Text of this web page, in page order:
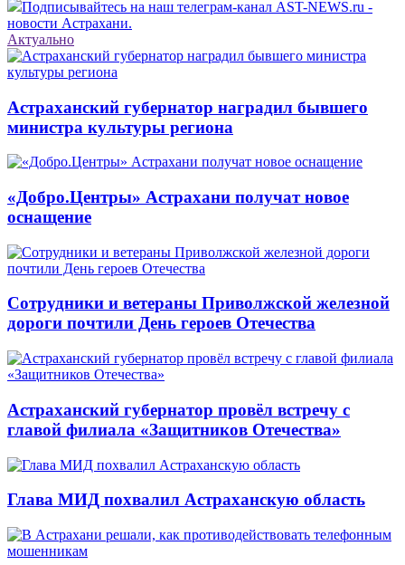
Подписывайтесь на наш телеграм-канал AST-NEWS.ru -
новости Астрахани.
Актуально
Астраханский губернатор наградил бывшего
министра культуры региона
«Добро.Центры» Астрахани получат новое
оснащение
Сотрудники и ветераны Приволжской железной
дороги почтили День героев Отечества
Астраханский губернатор провёл встречу с
главой филиала «Защитников Отечества»
Глава МИД похвалил Астраханскую область